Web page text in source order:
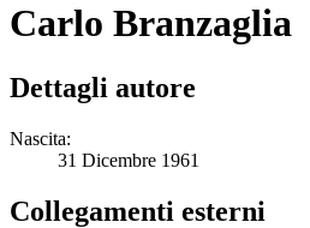
Carlo Branzaglia
Dettagli autore
Nascita:
31 Dicembre 1961
Collegamenti esterni